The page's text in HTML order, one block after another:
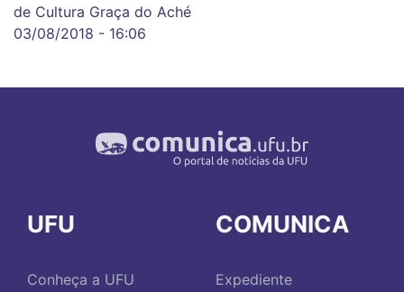
de Cultura Graça do Aché
03/08/2018 - 16:06
UFU
Conheça a UFU
COMUNICA
Expediente